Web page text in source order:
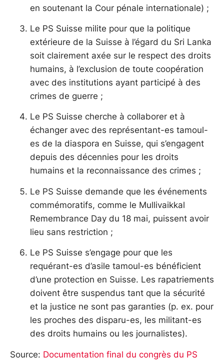
en soutenant la Cour pénale internationale) ;
Le PS Suisse milite pour que la politique
extérieure de la Suisse à l’égard du Sri Lanka
soit clairement axée sur le respect des droits
humains, à l’exclusion de toute coopération
avec des institutions ayant participé à des
crimes de guerre ;
Le PS Suisse cherche à collaborer et à
échanger avec des représentant-es tamoul-
es de la diaspora en Suisse, qui s’engagent
depuis des décennies pour les droits
humains et la reconnaissance des crimes ;
Le PS Suisse demande que les événements
commémoratifs, comme le Mullivaikkal
Remembrance Day du 18 mai, puissent avoir
lieu sans restriction ;
Le PS Suisse s’engage pour que les
requérant-es d’asile tamoul-es bénéficient
d’une protection en Suisse. Les rapatriements
doivent être suspendus tant que la sécurité
et la justice ne sont pas garanties (p. ex. pour
les proches des disparu-es, les militant-es
des droits humains ou les journalistes).
Source: Documentation final du congrès du PS